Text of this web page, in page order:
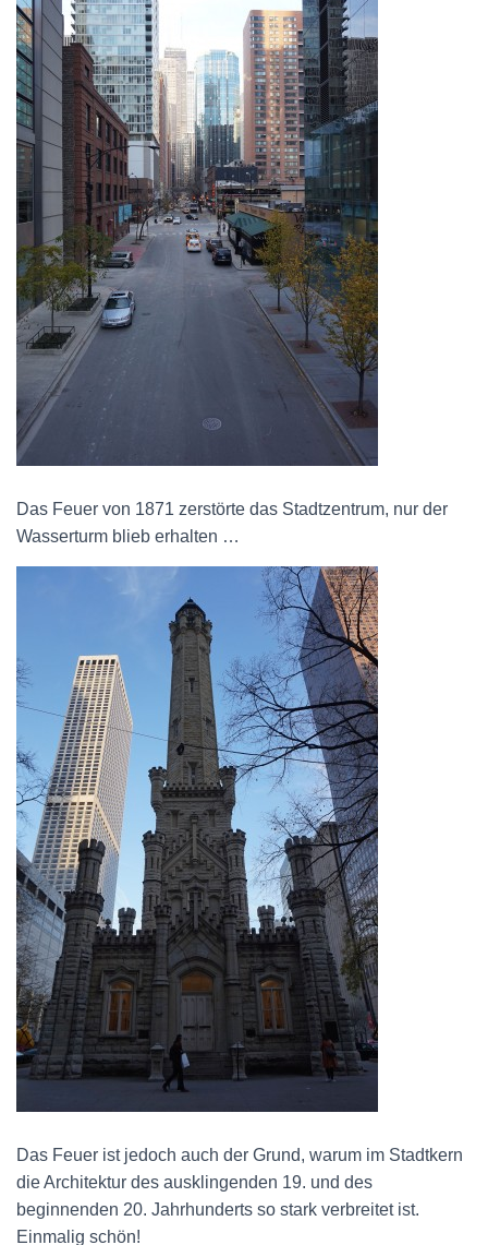
Das Feuer von 1871 zerstörte das Stadtzentrum, nur der
Wasserturm blieb erhalten …
Das Feuer ist jedoch auch der Grund, warum im Stadtkern
die Architektur des ausklingenden 19. und des
beginnenden 20. Jahrhunderts so stark verbreitet ist.
Einmalig schön!